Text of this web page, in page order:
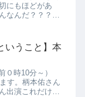
にもほどがあ
なんだ？？？最
来たりはクドカ
ことで好きだっ
いうこと】本
０時10分～）
す。柄本佑さん
出演これだけで